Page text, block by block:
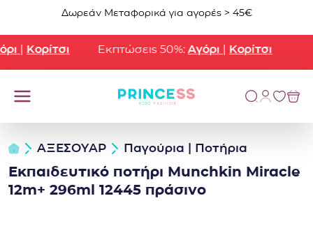
Μετάβαση στο περιεχόμενο
Δωρεάν Μεταφορικά για αγορές > 45€
|Κορίτσι Εκπτώσεις 50%:Αγόρι|Κορίτσι
ΑΞΕΣΟΥΑΡ Παγούρια | Ποτήρια
Εκπαιδευτικό ποτήρι Munchkin Miracle
12m+ 296ml 12445 πράσινο